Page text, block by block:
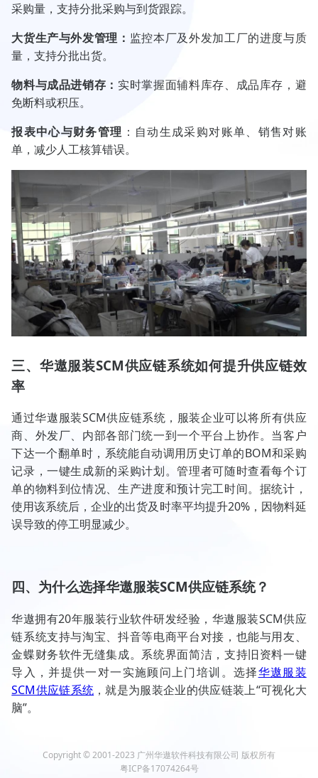
采购量，支持分批采购与到货跟踪。
大货生产与外发管理： 监控本厂及外发加工厂的进度与质
量，支持分批出货。
物料与成品进销存： 实时掌握面辅料库存、成品库存，避
免断料或积压。
报表中心与财务管理 ：自动生成采购对账单、销售对账
单，减少人工核算错误。
三、华遨服装SCM供应链系统如何提升供应链效
率
通过华遨服装SCM供应链系统，服装企业可以将所有供应
商、外发厂、内部各部门统一到一个平台上协作。当客户
下达一个翻单时，系统能自动调用历史订单的BOM和采购
记录，一键生成新的采购计划。管理者可随时查看每个订
单的物料到位情况、生产进度和预计完工时间。据统计，
使用该系统后，企业的出货及时率平均提升20%，因物料延
误导致的停工明显减少。
四、为什么选择华遨服装SCM供应链系统？
华遨拥有20年服装行业软件研发经验，华遨服装SCM供应
链系统支持与淘宝、抖音等电商平台对接，也能与用友、
金蝶财务软件无缝集成。系统界面简洁，支持旧资料一键
导入，并提供一对一实施顾问上门培训。选择华遨服装
SCM供应链系统 ，就是为服装企业的供应链装上“可视化大
脑”。
Copyright © 2001-2023 广州华遨软件科技有限公司 版权所有
粤ICP备17074264号